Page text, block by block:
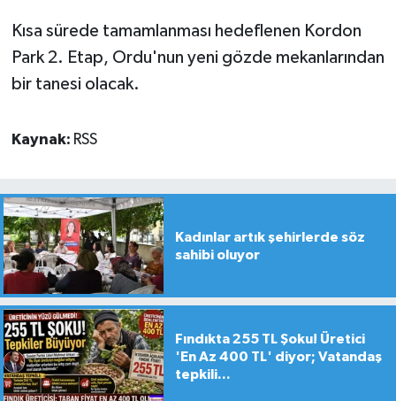
Kısa sürede tamamlanması hedeflenen Kordon
Park 2. Etap, Ordu'nun yeni gözde mekanlarından
bir tanesi olacak.
Kaynak: RSS
Kadınlar artık şehirlerde söz
sahibi oluyor
Fındıkta 255 TL Şoku! Üretici
'En Az 400 TL' diyor; Vatandaş
tepkili...